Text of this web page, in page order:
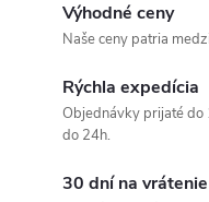
Výhodné ceny
Naše ceny patria
Rýchla expedícia
Objednávky prijaté do
do 24h.
30 dní na vrátenie